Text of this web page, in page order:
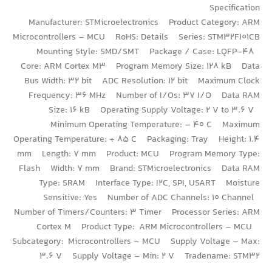
Specification
Manufacturer: STMicroelectronics Product Category: ARM
Microcontrollers – MCU RoHS: Details Series: STM32F101CB
Mounting Style: SMD/SMT Package / Case: LQFP-48
Core: ARM Cortex M3 Program Memory Size: 128 kB Data
Bus Width: 32 bit ADC Resolution: 12 bit Maximum Clock
Frequency: 36 MHz Number of I/Os: 37 I/O Data RAM
Size: 16 kB Operating Supply Voltage: 2 V to 3.6 V
Minimum Operating Temperature: – 40 C Maximum
Operating Temperature: + 85 C Packaging: Tray Height: 1.4
mm Length: 7 mm Product: MCU Program Memory Type:
Flash Width: 7 mm Brand: STMicroelectronics Data RAM
Type: SRAM Interface Type: I2C, SPI, USART Moisture
Sensitive: Yes Number of ADC Channels: 10 Channel
Number of Timers/Counters: 3 Timer Processor Series: ARM
Cortex M Product Type: ARM Microcontrollers – MCU
Subcategory: Microcontrollers – MCU Supply Voltage – Max:
3.6 V Supply Voltage – Min: 2 V Tradename: STM32